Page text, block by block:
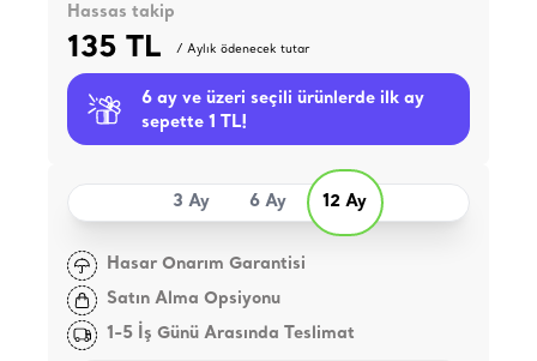
Hassas takip
135 TL / Aylık ödenecek tutar
6 ay ve üzeri seçili ürünlerde ilk ay
sepette 1 TL!
3 Ay 6 Ay 12 Ay
Hasar Onarım Garantisi
Satın Alma Opsiyonu
1-5 İş Günü Arasında Teslimat